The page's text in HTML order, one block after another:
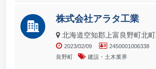
株式会社アラタ工業
北海道空知郡上富良野町北町
2023/02/09 2450001006338
良野町
建設・土木業界